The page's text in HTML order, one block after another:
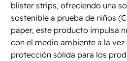
blister strips, ofreciendo una
sostenible a prueba de niños
paper, este producto impulsa
con el medio ambiente a la vez
protección sólida para los